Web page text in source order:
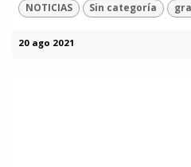
NOTICIAS
Sin categoría
20 ago 2021